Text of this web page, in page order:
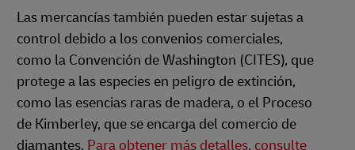
Las mercancías también pueden estar sujetas a
control debido a los convenios comerciales,
como la Convención de Washington (CITES), que
protege a las especies en peligro de extinción,
como las esencias raras de madera, o el Proceso
de Kimberley, que se encarga del comercio de
diamantes. Para obtener más detalles, consulte